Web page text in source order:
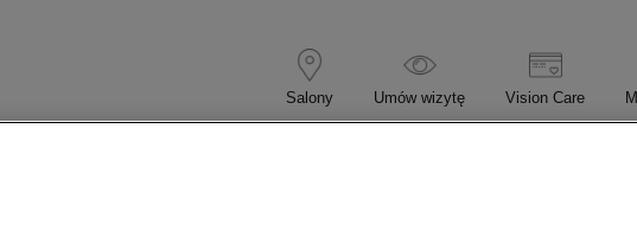
Salony Umów wizytę Vision Care